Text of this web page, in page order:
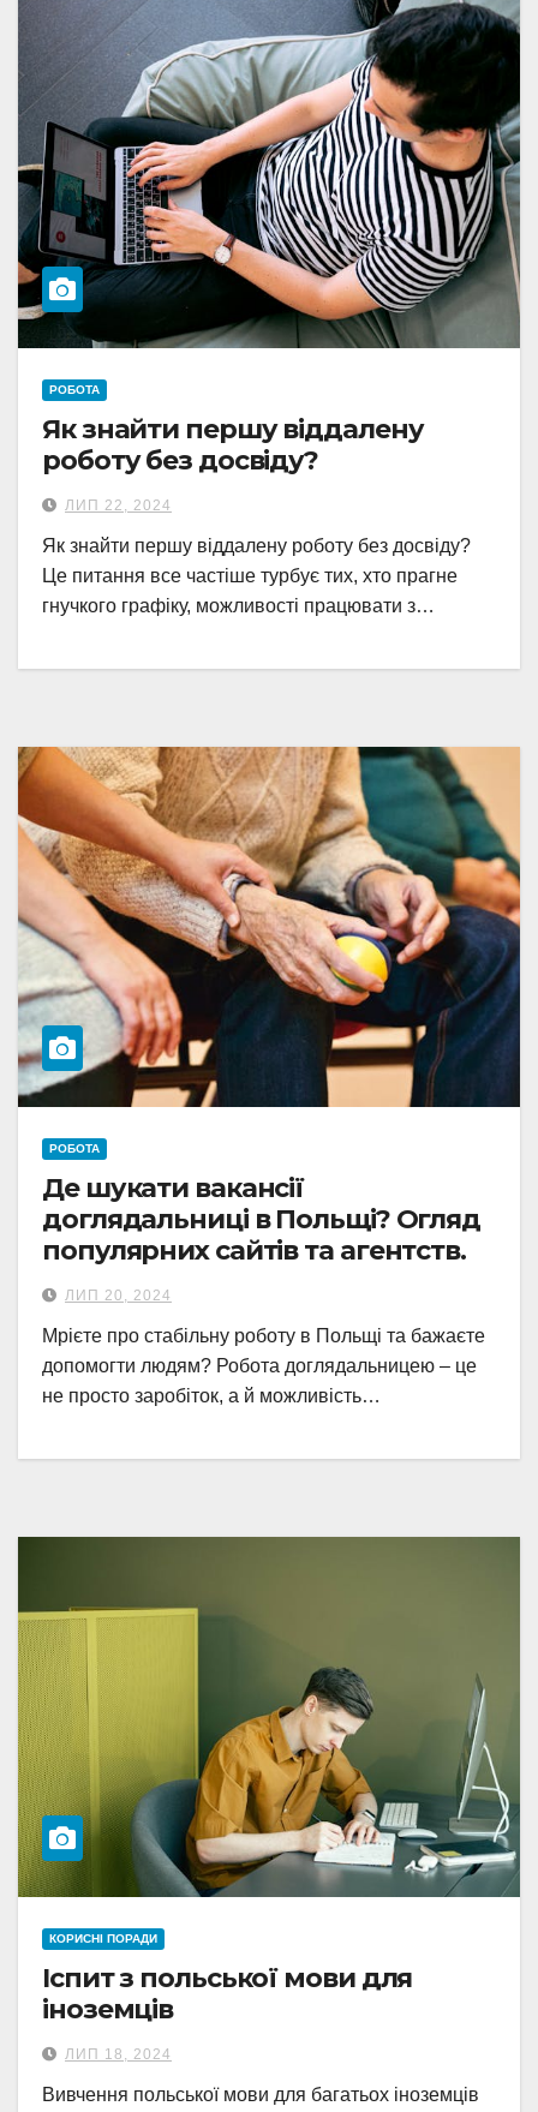
РОБОТА
Як знайти першу віддалену
роботу без досвіду?
ЛИП 22, 2024
Як знайти першу віддалену роботу без досвіду?
Це питання все частіше турбує тих, хто прагне
гнучкого графіку, можливості працювати з…
РОБОТА
Де шукати вакансії
доглядальниці в Польщі? Огляд
популярних сайтів та агентств.
ЛИП 20, 2024
Мрієте про стабільну роботу в Польщі та бажаєте
допомогти людям? Робота доглядальницею – це
не просто заробіток, а й можливість…
КОРИСНІ ПОРАДИ
Іспит з польської мови для
іноземців
ЛИП 18, 2024
Вивчення польської мови для багатьох іноземців